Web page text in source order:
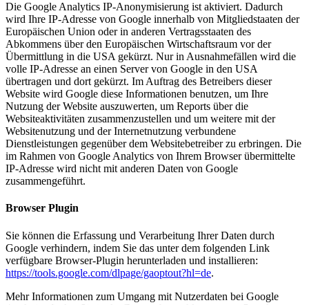
Die Google Analytics IP-Anonymisierung ist aktiviert. Dadurch
wird Ihre IP-Adresse von Google innerhalb von Mitgliedstaaten der
Europäischen Union oder in anderen Vertragsstaaten des
Abkommens über den Europäischen Wirtschaftsraum vor der
Übermittlung in die USA gekürzt. Nur in Ausnahmefällen wird die
volle IP-Adresse an einen Server von Google in den USA
übertragen und dort gekürzt. Im Auftrag des Betreibers dieser
Website wird Google diese Informationen benutzen, um Ihre
Nutzung der Website auszuwerten, um Reports über die
Websiteaktivitäten zusammenzustellen und um weitere mit der
Websitenutzung und der Internetnutzung verbundene
Dienstleistungen gegenüber dem Websitebetreiber zu erbringen. Die
im Rahmen von Google Analytics von Ihrem Browser übermittelte
IP-Adresse wird nicht mit anderen Daten von Google
zusammengeführt.
Browser Plugin
Sie können die Erfassung und Verarbeitung Ihrer Daten durch
Google verhindern, indem Sie das unter dem folgenden Link
verfügbare Browser-Plugin herunterladen und installieren:
https://tools.google.com/dlpage/gaoptout?hl=de.
Mehr Informationen zum Umgang mit Nutzerdaten bei Google